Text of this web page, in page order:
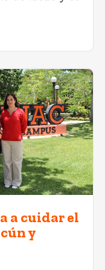
a cuidar el
y